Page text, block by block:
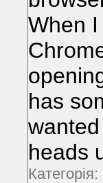
When
has
heads
Категорія: